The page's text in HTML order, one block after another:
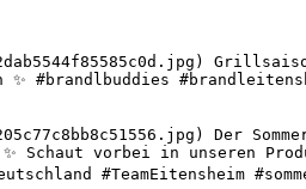
Der
Schaut vorbei in unseren
#TeamEitensheim